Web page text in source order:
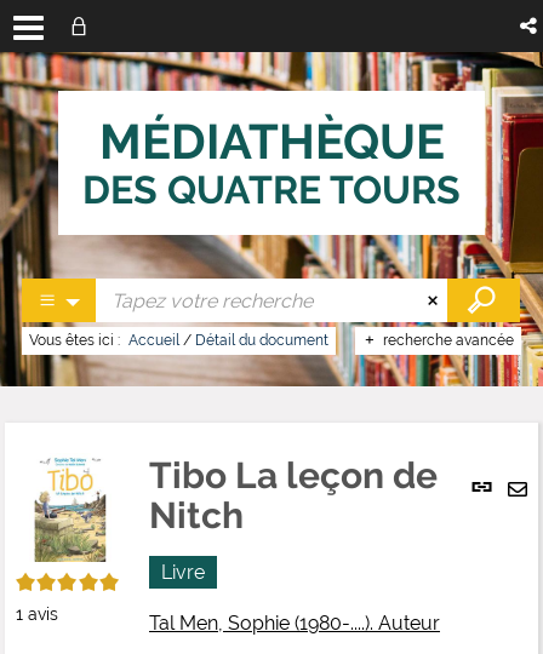
MÉDIATHÈQUE
DES QUATRE TOURS
recherche avancée
Vous êtes ici : Accueil / Détail du document
Lien
5/5
1 avis
Tibo La leçon de
Nitch
Livre
Tal Men, Sophie (1980-....). Auteur